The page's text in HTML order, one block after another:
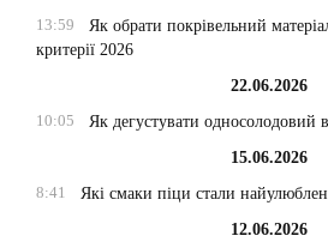
13:59
Як обрати покрівельний
критерії 2026
22.06.2026
10:05
Як дегустувати односолодовий
15.06.2026
8:41
Які смаки піци стали
12.06.2026